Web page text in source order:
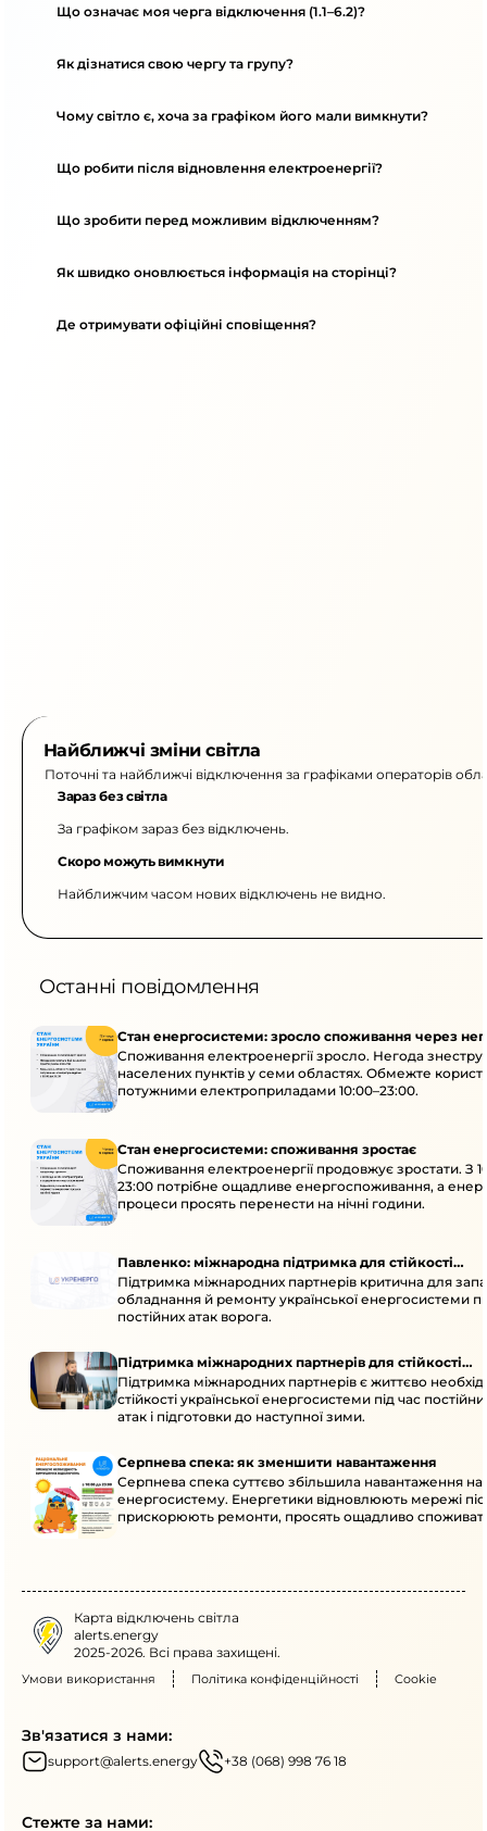
Що означає моя черга відключення (1.1–6.2)?
Як дізнатися свою чергу та групу?
Чому світло є, хоча за графіком його мали вимкнути?
Що робити після відновлення електроенергії?
Що зробити перед можливим відключенням?
Як швидко оновлюється інформація на сторінці?
Де отримувати офіційні сповіщення?
Найближчі зміни світла
Поточні та найближчі відключення за графіками операторів
Зараз без світла
За графіком зараз без відключень.
Скоро можуть вимкнути
Найближчим часом нових відключень не видно.
Останні повідомлення
Стан енергосистеми: зросло споживання через
Споживання електроенергії зросло. Негода
населених пунктів у семи областях. Обмежте
потужними електроприладами 10:00–23:00.
Стан енергосистеми: споживання зростає
Споживання електроенергії продовжує зростати. З
23:00 потрібне ощадливе енергоспоживання, а
процеси просять перенести на нічні години.
Павленко: міжнародна підтримка для стійкості
енергосистеми
Підтримка міжнародних партнерів критична для
обладнання й ремонту української енергосистеми
постійних атак ворога.
Підтримка міжнародних партнерів для стійкості
енергосистеми
Підтримка міжнародних партнерів є життєво
стійкості української енергосистеми під час
атак і підготовки до наступної зими.
Серпнева спека: як зменшити навантаження
Серпнева спека суттєво збільшила навантаження на
енергосистему. Енергетики відновлюють мережі
прискорюють ремонти, просять ощадливо
Карта відключень світла
alerts.energy
2025-2026. Всі права захищені.
Умови використання Політика конфіденційності Cookie
Зв'язатися з нами:
support@alerts.energy +38 (068) 998 76 18
Стежте за нами: